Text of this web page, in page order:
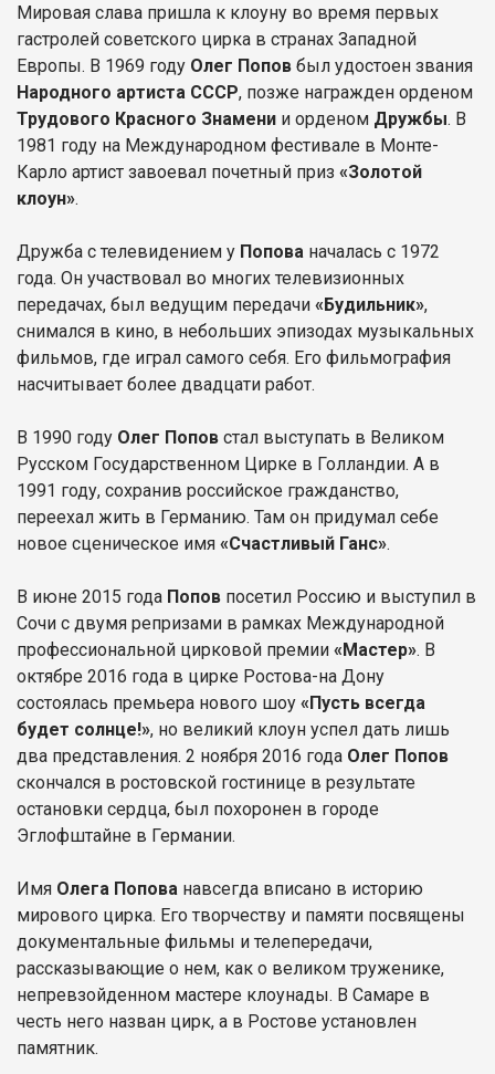
Мировая слава пришла к клоуну во время первых
гастролей советского цирка в странах Западной
Европы. В 1969 году Олег Попов был удостоен звания
Народного артиста СССР, позже награжден орденом
Трудового Красного Знамени и орденом Дружбы. В
1981 году на Международном фестивале в Монте-
Карло артист завоевал почетный приз «Золотой
клоун».
Дружба с телевидением у Попова началась с 1972
года. Он участвовал во многих телевизионных
передачах, был ведущим передачи «Будильник»,
снимался в кино, в небольших эпизодах музыкальных
фильмов, где играл самого себя. Его фильмография
насчитывает более двадцати работ.
В 1990 году Олег Попов стал выступать в Великом
Русском Государственном Цирке в Голландии. А в
1991 году, сохранив российское гражданство,
переехал жить в Германию. Там он придумал себе
новое сценическое имя «Счастливый Ганс».
В июне 2015 года Попов посетил Россию и выступил в
Сочи с двумя репризами в рамках Международной
профессиональной цирковой премии «Mастер». В
октябре 2016 года в цирке Ростова-на Дону
состоялась премьера нового шоу «Пусть всегда
будет солнце!», но великий клоун успел дать лишь
два представления. 2 ноября 2016 года Олег Попов
скончался в ростовской гостинице в результате
остановки сердца, был похоронен в городе
Эглофштайне в Германии.
Имя Олега Попова навсегда вписано в историю
мирового цирка. Его творчеству и памяти посвящены
документальные фильмы и телепередачи,
рассказывающие о нем, как о великом труженике,
непревзойденном мастере клоунады. В Самаре в
честь него назван цирк, а в Ростове установлен
памятник.